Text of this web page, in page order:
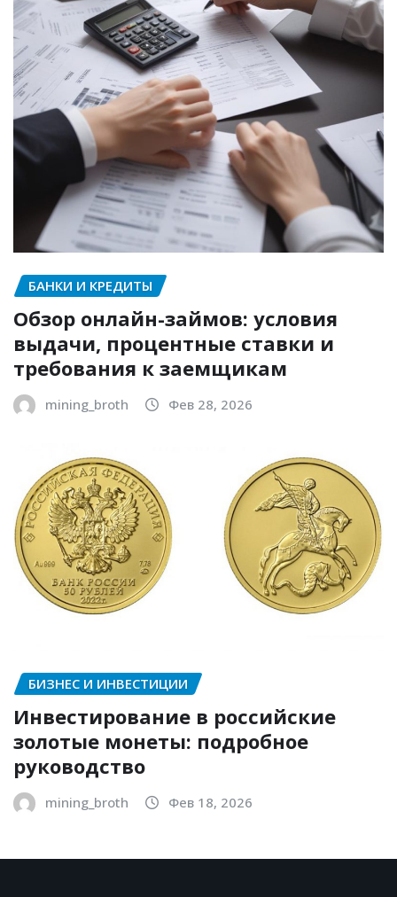
БАНКИ И КРЕДИТЫ
Обзор онлайн-займов: условия
выдачи, процентные ставки и
требования к заемщикам
mining_broth Фев 28, 2026
БИЗНЕС И ИНВЕСТИЦИИ
Инвестирование в российские
золотые монеты: подробное
руководство
mining_broth Фев 18, 2026